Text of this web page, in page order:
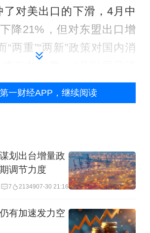
了对美出口的下滑，4月中
降21%，但对东盟出口增
“两重”“两新”政策对国内消
、广义基建投资同比均保
速。另外，新质生产力生
的下行。
首席经济学家章俊告诉第
外企业“抢补货”、国内企
动出口和订单上升，使得四
弱，在订单带动下工业生
一财经APP，继续阅读
划出台增量政
调节力度
7 2134907-30 21:16
有加速发力空